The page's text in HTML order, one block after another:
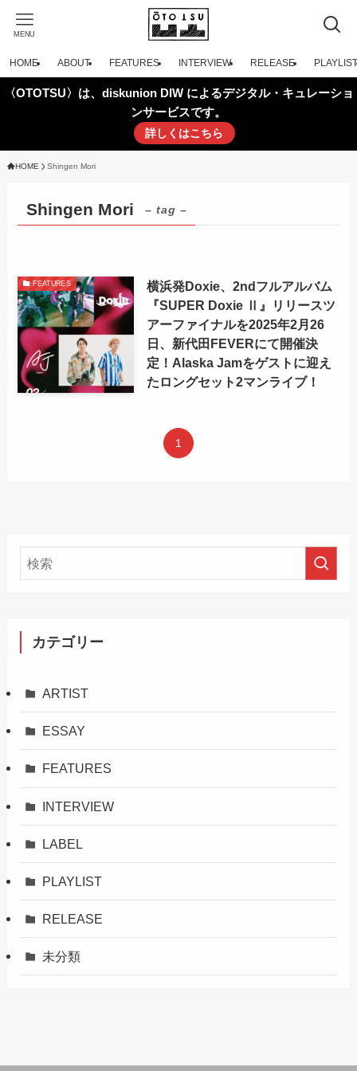
MENU
HOME ABOUT FEATURES INTERVIEW RELEASE PLAYLIST
〈OTOTSU〉は、diskunion DIW によるデジタル・キュレーショ
ンサービスです。
詳しくはこちら
HOME Shingen Mori
Shingen Mori – tag –
FEATURES
横浜発Doxie、2ndフルアルバム
『SUPER Doxie Ⅱ』リリースツ
アーファイナルを2025年2月26
日、新代田FEVERにて開催決
定！Alaska Jamをゲストに迎え
たロングセット2マンライブ！
1
カテゴリー
ARTIST
ESSAY
FEATURES
INTERVIEW
LABEL
PLAYLIST
RELEASE
未分類